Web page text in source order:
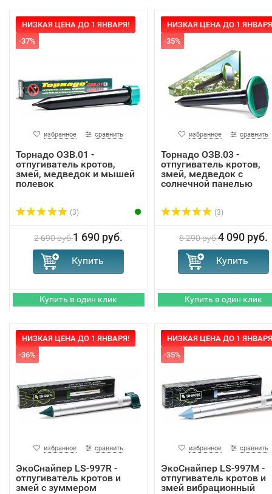
НИЗКАЯ ЦЕНА ДО 1 ЯНВАРЯ!
-37%
избранное сравнить
Торнадо ОЗВ.01 -
отпугиватель кротов,
змей, медведок и мышей
полевок
(3)
2 690 руб.1 690 руб.
НИЗКАЯ ЦЕНА ДО 1
-35%
избранное сравнить
Торнадо ОЗВ.03 -
отпугиватель кротов,
змей, медведок с
солнечной панелью
(3)
6 290 руб.4 090 руб.
НИЗКАЯ ЦЕНА ДО 1 ЯНВАРЯ!
-36%
избранное сравнить
ЭкоСнайпер LS-997R -
отпугиватель кротов и
змей с зуммером
НИЗКАЯ ЦЕНА ДО 1
-35%
избранное сравнить
ЭкоСнайпер LS-997M -
отпугиватель кротов и
змей вибрационный